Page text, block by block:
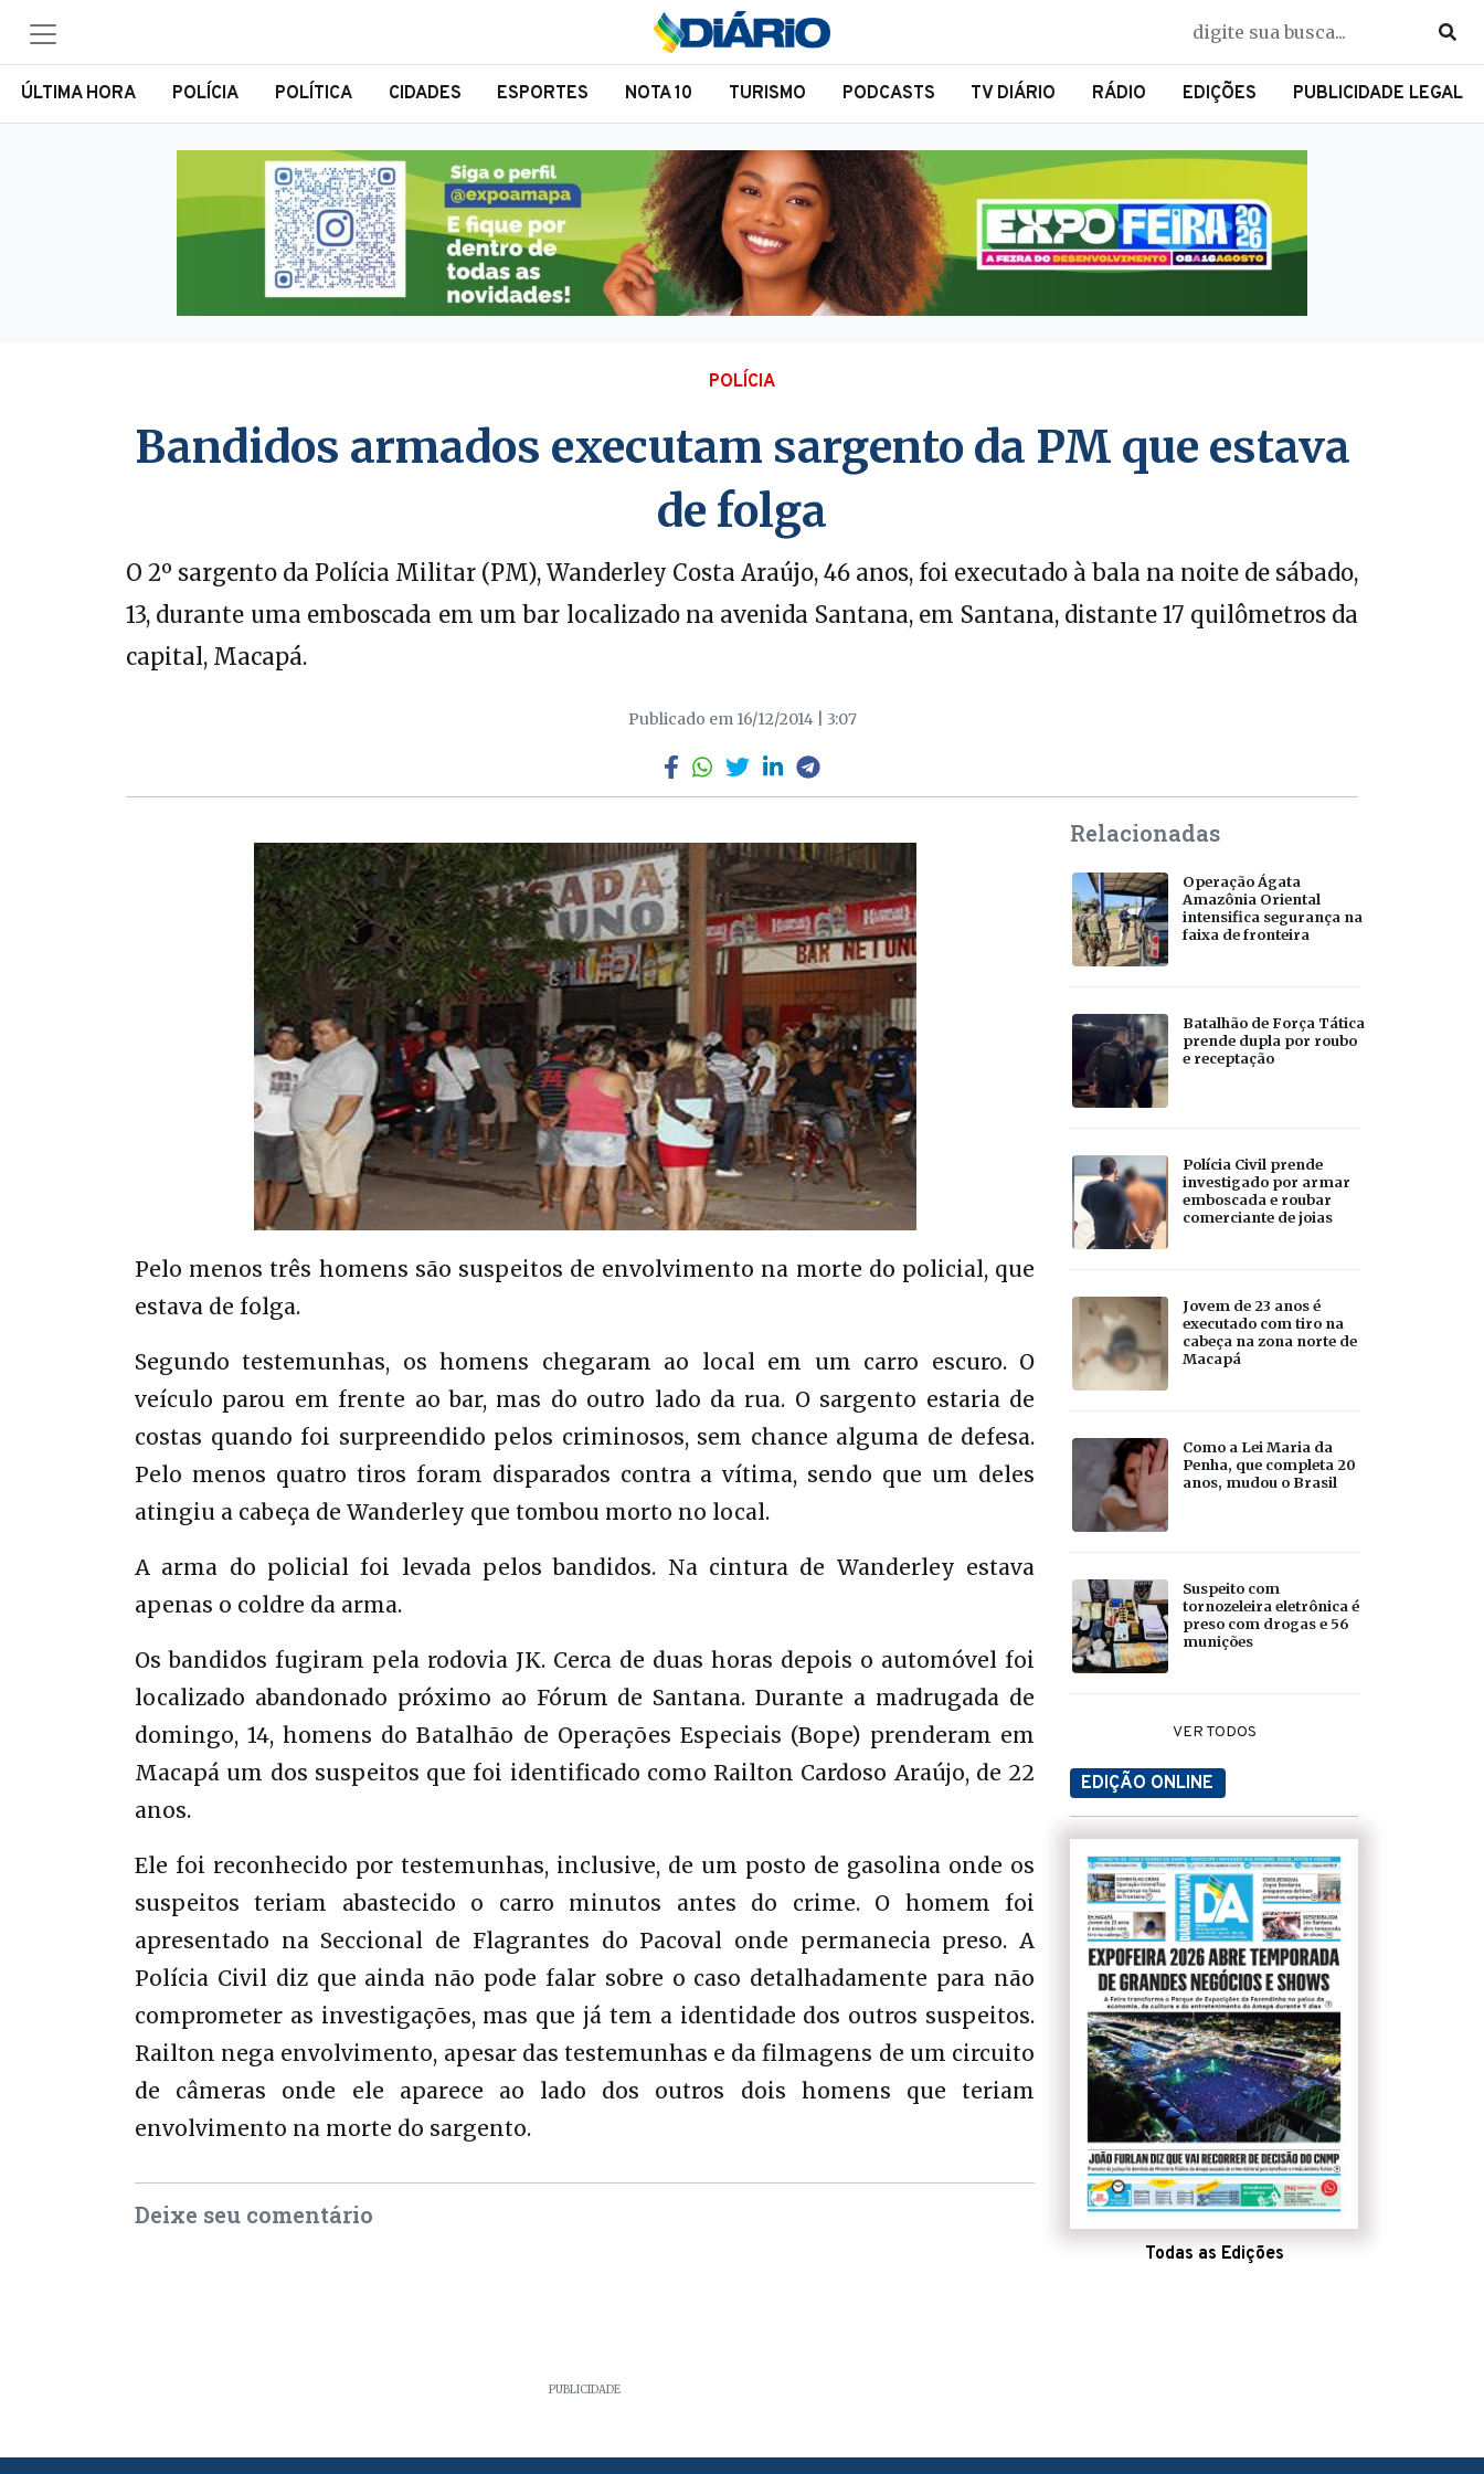
ÚLTIMA HORA POLÍCIA POLÍTICA CIDADES ESPORTES NOTA 10 TURISMO PODCASTS TV DIÁRIO RÁDIO EDIÇÕES PUBLICIDADE LEGAL
POLÍCIA
Bandidos armados executam sargento da PM que estava
de folga
O 2º sargento da Polícia Militar (PM), Wanderley Costa Araújo, 46 anos, foi executado à bala na noite de sábado,
13, durante uma emboscada em um bar localizado na avenida Santana, em Santana, distante 17 quilômetros da
capital, Macapá.
Publicado em 16/12/2014 | 3:07
Pelo menos três homens são suspeitos de envolvimento na morte do policial, que
estava de folga.
Segundo testemunhas, os homens chegaram ao local em um carro escuro. O
veículo parou em frente ao bar, mas do outro lado da rua. O sargento estaria de
costas quando foi surpreendido pelos criminosos, sem chance alguma de defesa.
Pelo menos quatro tiros foram disparados contra a vítima, sendo que um deles
atingiu a cabeça de Wanderley que tombou morto no local.
A arma do policial foi levada pelos bandidos. Na cintura de Wanderley estava
apenas o coldre da arma.
Os bandidos fugiram pela rodovia JK. Cerca de duas horas depois o automóvel foi
localizado abandonado próximo ao Fórum de Santana. Durante a madrugada de
domingo, 14, homens do Batalhão de Operações Especiais (Bope) prenderam em
Macapá um dos suspeitos que foi identificado como Railton Cardoso Araújo, de 22
anos.
Ele foi reconhecido por testemunhas, inclusive, de um posto de gasolina onde os
suspeitos teriam abastecido o carro minutos antes do crime. O homem foi
apresentado na Seccional de Flagrantes do Pacoval onde permanecia preso. A
Polícia Civil diz que ainda não pode falar sobre o caso detalhadamente para não
comprometer as investigações, mas que já tem a identidade dos outros suspeitos.
Railton nega envolvimento, apesar das testemunhas e da filmagens de um circuito
de câmeras onde ele aparece ao lado dos outros dois homens que teriam
envolvimento na morte do sargento.
Deixe seu comentário
PUBLICIDADE
Relacionadas
Operação Ágata
Amazônia Oriental
intensifica segurança na
faixa de fronteira
Batalhão de Força Tática
prende dupla por roubo
e receptação
Polícia Civil prende
investigado por armar
emboscada e roubar
comerciante de joias
Jovem de 23 anos é
executado com tiro na
cabeça na zona norte de
Macapá
Como a Lei Maria da
Penha, que completa 20
anos, mudou o Brasil
Suspeito com
tornozeleira eletrônica é
preso com drogas e 56
munições
VER TODOS
EDIÇÃO ONLINE
Todas as Edições